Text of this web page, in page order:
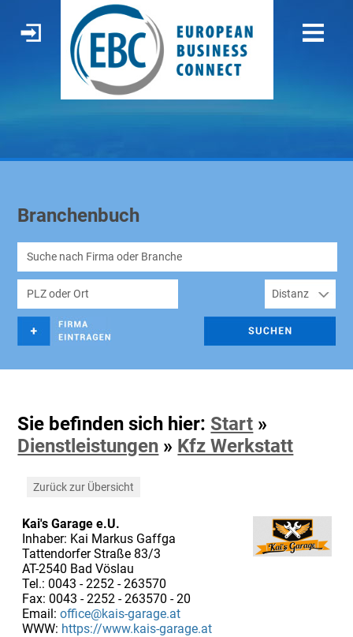
Branchenbuch
Sie befinden sich hier: Start »
Dienstleistungen » Kfz Werkstatt
Zurück zur Übersicht
Kai's Garage e.U.
Inhaber: Kai Markus Gaffga
Tattendorfer Straße 83/3
AT-2540 Bad Vöslau
Tel.: 0043 - 2252 - 263570
Fax: 0043 - 2252 - 263570 - 20
Email: office@kais-garage.at
WWW: https://www.kais-garage.at